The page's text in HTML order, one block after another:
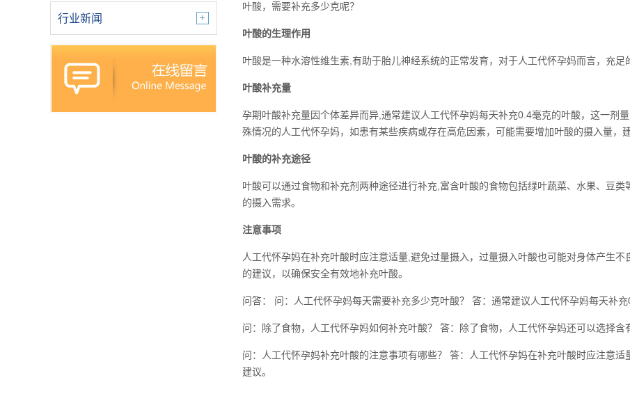
行业新闻
叶酸，需要补充多少克呢？
叶酸的生理作用
叶酸是一种水溶性维生素,有助于胎儿神经系统的正常发育，对于人工代怀孕妈而言，充足
叶酸补充量
孕期叶酸补充量因个体差异而异,通常建议人工代怀孕妈每天补充0.4毫克的叶酸，这一剂
殊情况的人工代怀孕妈，如患有某些疾病或存在高危因素，可能需要增加叶酸的摄入量，
叶酸的补充途径
叶酸可以通过食物和补充剂两种途径进行补充,富含叶酸的食物包括绿叶蔬菜、水果、豆
的摄入需求。
注意事项
人工代怀孕妈在补充叶酸时应注意适量,避免过量摄入，过量摄入叶酸也可能对身体产生
的建议，以确保安全有效地补充叶酸。
问答： 问：人工代怀孕妈每天需要补充多少克叶酸？ 答：通常建议人工代怀孕妈每天补充
问：除了食物，人工代怀孕妈如何补充叶酸？ 答：除了食物，人工代怀孕妈还可以选择含
问：人工代怀孕妈补充叶酸的注意事项有哪些？ 答：人工代怀孕妈在补充叶酸时应注意
建议。